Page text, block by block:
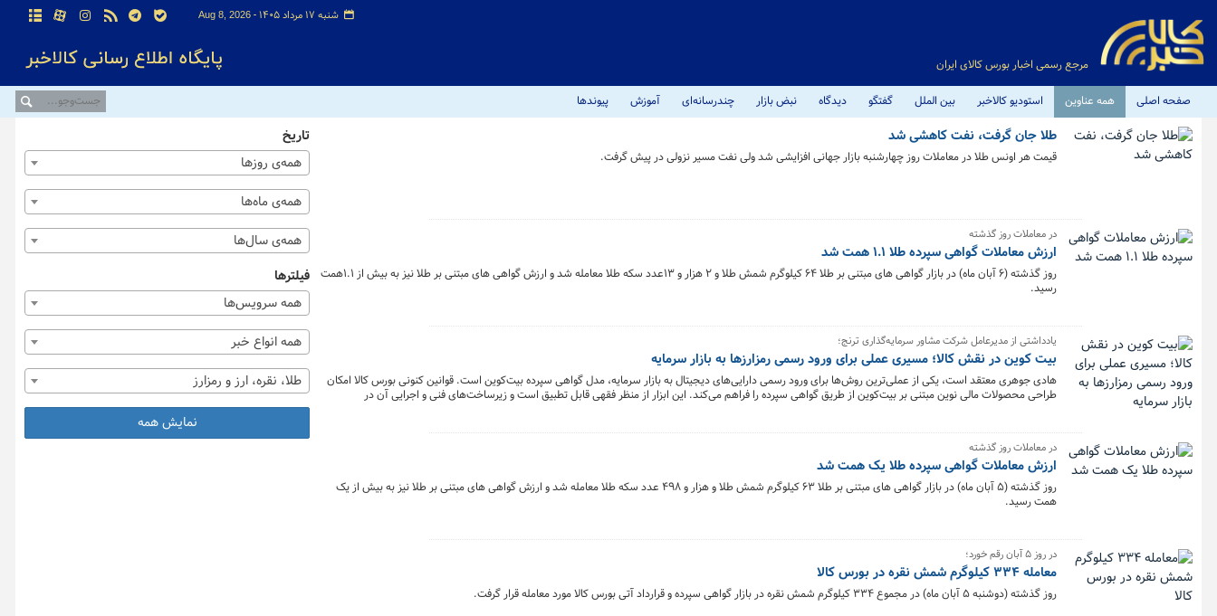
مرجع رسمی اخبار بورس کالای ایران
شنبه ۱۷ مرداد ۱۴۰۵ - Aug 8, 2026
صفحه اصلی همه عناوین استودیو کالاخبر بین الملل گفتگو دیدگاه نبض بازار چندرسانه‌ای آموزش پیوندها
طلا جان گرفت، نفت کاهشی شد
قیمت هر اونس طلا در معاملات روز چهارشنبه بازار جهانی افزایشی شد ولی نفت مسیر نزولی در پیش گرفت.
در معاملات روز گذشته
ارزش معاملات گواهی سپرده طلا ۱.۱ همت شد
روز گذشته (۶ آبان ماه) در بازار گواهی های مبتنی بر طلا ۶۴ کیلوگرم شمش طلا و ۲ هزار و ۱۳عدد سکه طلا معامله شد و ارزش گواهی های مبتنی بر طلا نیز به بیش از ۱.۱همت
رسید.
یادداشتی از مدیرعامل شرکت مشاور سرمایه‌گذاری ترنج؛
بیت کوین در نقش کالا؛ مسیری عملی برای ورود رسمی رمزارزها به بازار سرمایه
هادی جوهری معتقد است، یکی از عملی‌ترین روش‌ها برای ورود رسمی دارایی‌های دیجیتال به بازار سرمایه، مدل گواهی سپرده بیت‌کوین است. قوانین کنونی بورس کالا امکان
طراحی محصولات مالی نوین مبتنی بر بیت‌کوین از طریق گواهی سپرده را فراهم می‌کند. این ابزار از منظر فقهی قابل تطبیق است و زیرساخت‌های فنی و اجرایی آن در
در معاملات روز گذشته
ارزش معاملات گواهی سپرده طلا یک همت شد
روز گذشته (۵ آبان ماه) در بازار گواهی های مبتنی بر طلا ۶۳ کیلوگرم شمش طلا و هزار و ۴۹۸ عدد سکه طلا معامله شد و ارزش گواهی های مبتنی بر طلا نیز به بیش از یک
همت رسید.
در روز ۵ آبان رقم خورد؛
معامله ۳۳۴ کیلوگرم شمش نقره در بورس کالا
روز گذشته (دوشنبه ۵ آبان ماه) در مجموع ۳۳۴ کیلوگرم شمش نقره در بازار گواهی سپرده و قرارداد آتی بورس کالا مورد معامله قرار گرفت.
تاریخ
همه‌ی روزها
همه‌ی ماه‌ها
همه‌ی سال‌ها
فیلترها
همه سرویس‌ها
همه انواع خبر
طلا، نقره، ارز و رمزارز
نمایش همه